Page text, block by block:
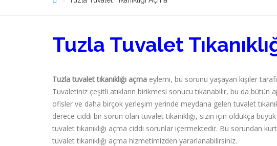
Tuzla Tuvalet
Tuzla tuvalet tıkanıklığı açma eylemi, bu sorunu yaşayan kişiler
Tuvaletiniz çeşitli atıkların birikmesi sonucu tıkanabilir, bu da
ofisler ve daha birçok yerleşim yerinde meydana gelen tuvalet
derece ciddi bir sorun olan tuvalet tıkanıklığı, sizin için oldukça
tuvalet tıkanıklığı açma ciddi sorunlar içermektedir. Bu sorundan
tuvalet tıkanıklığı açma hizmetimizden yararlanabilirsiniz.